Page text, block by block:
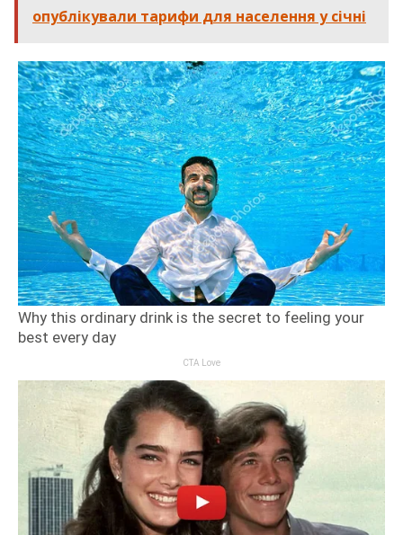
опублікували тарифи для населення у січні